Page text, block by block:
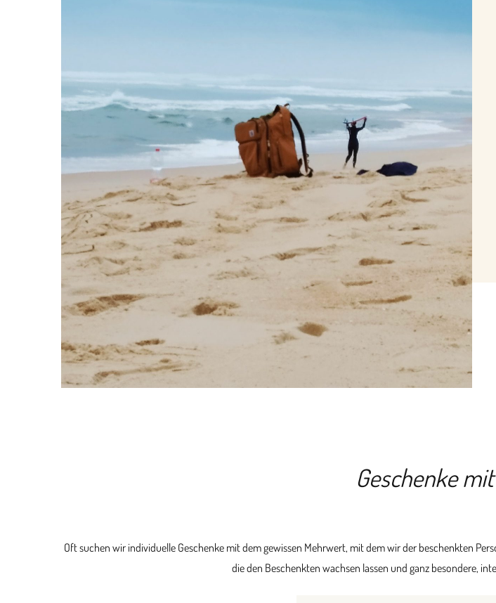
Geschenke
Oft suchen wir individuelle Geschenke mit dem gewissen Mehrwert, mit dem wir der beschenkten
die den Beschenkten wachsen lassen und ganz besondere,